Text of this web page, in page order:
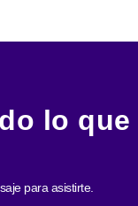
lo que
para asistirte.